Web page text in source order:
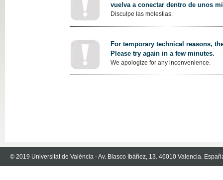
vuelva a conectar dentro de unos
Disculpe las molestias.
For temporary technical reasons,
Please try again in a few minutes.
We apologize for any inconvenience.
© 2019 Universitat de València - Av. Blasco Ibáñez, 13. 46010 Valencia.